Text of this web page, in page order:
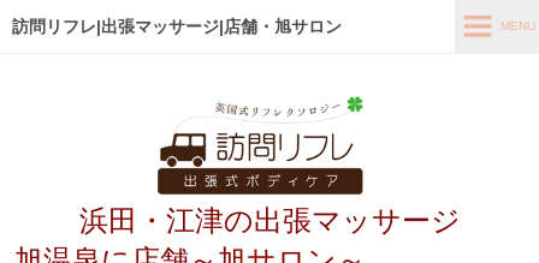
訪問リフレ|出張マッサージ|店舗・旭サロン
浜田・江津の出張マッサージ
MENU
店舗メニュー～旭サロン～